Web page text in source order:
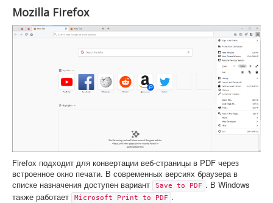
Mozilla Firefox
Firefox подходит для конвертации веб-страницы в PDF через
встроенное окно печати. В современных версиях браузера в
списке назначения доступен вариант
Save to PDF . В Windows
также работает
Microsoft Print to PDF .